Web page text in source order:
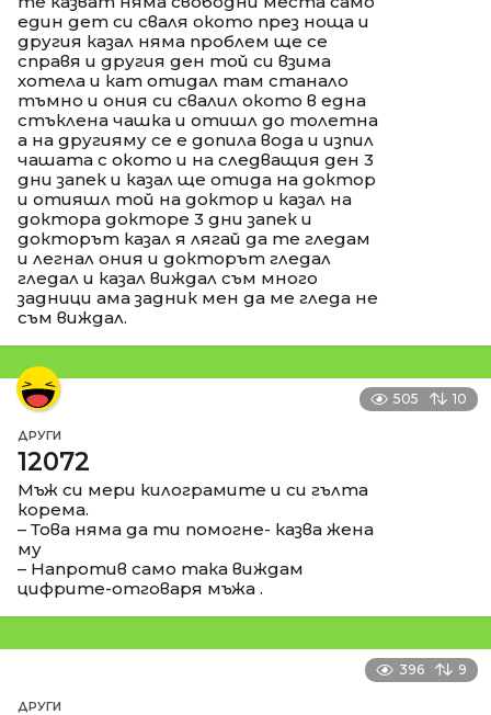
един дет си сваля окото през ноща и
другия казал няма проблем ще се
справя и другия ден той си взима
хотела и кат отидал там станало
тъмно и ония си свалил окото в една
стъклена чашка и отишл до толетна
а на другияму се е допила вода и изпил
чашата с окото и на следващия ден 3
дни запек и казал ще отида на доктор
и отияшл той на доктор и казал на
доктора докторе 3 дни запек и
докторът казал я лягай да те гледам
и легнал ония и докторът гледал
гледал и казал виждал съм много
задници ама задник мен да ме гледа не
съм виждал.
505 10
ДРУГИ
12072
Мъж си мери килограмите и си гълта
корема.
– Това няма да ти помогне- казва жена
му
– Напротив само така виждам
цифрите-отговаря мъжа .
396 9
ДРУГИ